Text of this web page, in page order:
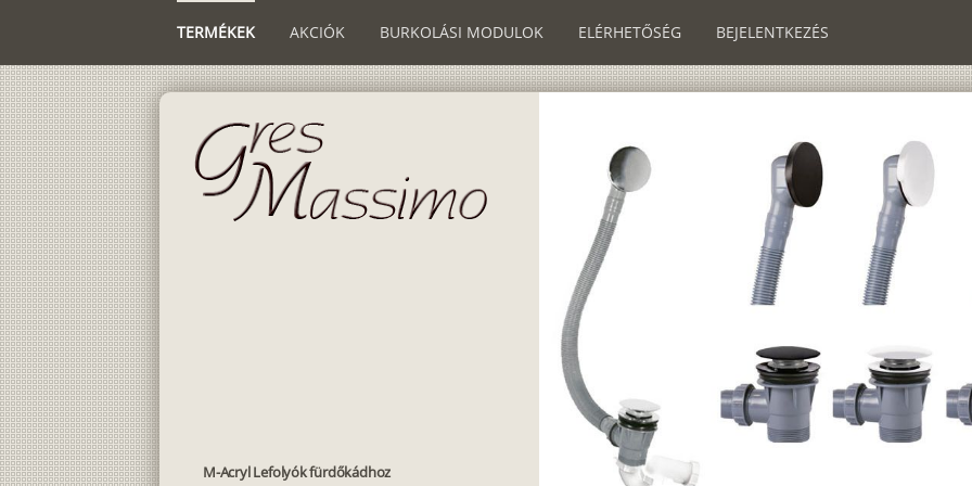
TERMÉKEK AKCIÓK BURKOLÁSI MODULOK ELÉRHETŐSÉG BEJELENTKEZÉS
M-Acryl Lefolyók fürdőkádhoz